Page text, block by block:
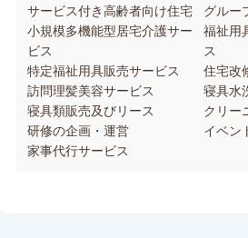
サービス付き高齢者向け住宅
グルー
小規模多機能型居宅介護サー
ビス
福祉用
ス
特定福祉用具販売サービス
住宅改
訪問理髪美容サービス
寝具水
寝具類販売及びリース
クリー
研修の企画・運営
イベン
家事代行サービス